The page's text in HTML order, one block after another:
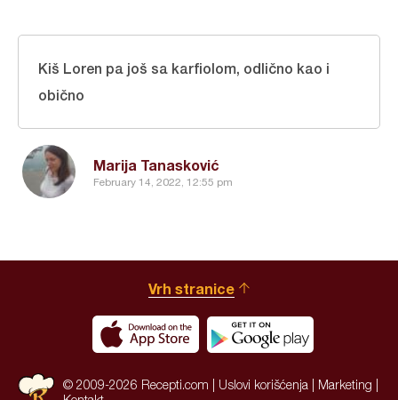
Marija Tanasković
February 14, 2022, 12:55 pm
Kiš Loren pa još sa karfiolom, odlično kao i
obično
Vrh stranice
© 2009-2026 Recepti.com | Uslovi korišćenja| Marketing